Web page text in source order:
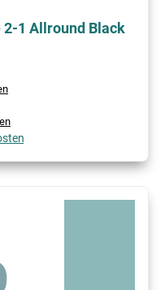
1 Allround Black